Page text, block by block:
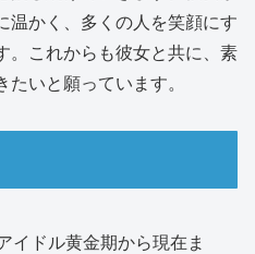
温かく、多くの人を笑顔にす
。これからも彼女と共に、素
いと願っています。
イドル黄金期から現在ま